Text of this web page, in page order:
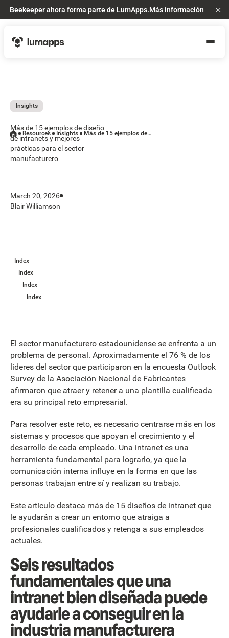
Beekeeper ahora forma parte de LumApps.Más información
Insights
Más de 15 ejemplos de diseño
de intranets y mejores
prácticas para el sector
manufacturero
March 20, 2026
Blair Williamson
Resources Insights Más de 15 ejemplos de diseño de intranets y mejores prácticas para el sector manufacturero
Index
Index
Index
Index
El sector manufacturero estadounidense se enfrenta a un
problema de personal. Aproximadamente el 76 % de los
líderes del sector que participaron en la encuesta Outlook
Survey de la Asociación Nacional de Fabricantes
afirmaron que atraer y retener a una plantilla cualificada
era su principal reto empresarial.
Para resolver este reto, es necesario centrarse más en los
sistemas y procesos que apoyan el crecimiento y el
desarrollo de cada empleado. Una intranet es una
herramienta fundamental para lograrlo, ya que la
comunicación interna influye en la forma en que las
personas trabajan entre sí y realizan su trabajo.
Este artículo destaca más de 15 diseños de intranet que
le ayudarán a crear un entorno que atraiga a
profesionales cualificados y retenga a sus empleados
actuales.
Seis resultados
fundamentales que una
intranet bien diseñada puede
ayudarle a conseguir en la
industria manufacturera